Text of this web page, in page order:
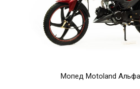
Мопед Motoland Альфа